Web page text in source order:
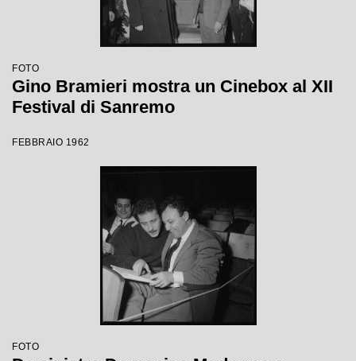
FOTO
Gino Bramieri mostra un Cinebox al XII
Festival di Sanremo
FEBBRAIO 1962
FOTO